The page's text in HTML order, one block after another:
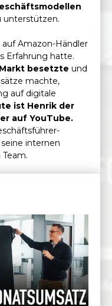
unterstützen.
Amazon-Händler
Erfahrung hatte.
besetzte und
machte,
auf digitale
ist Henrik der
auf YouTube.
internen